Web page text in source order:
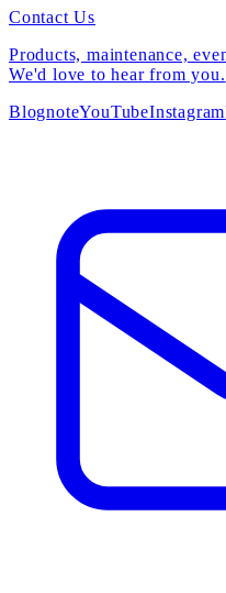
Contact Us
Products, maintenance,
We'd love to hear from you.
BlognoteYouTubeInstagram